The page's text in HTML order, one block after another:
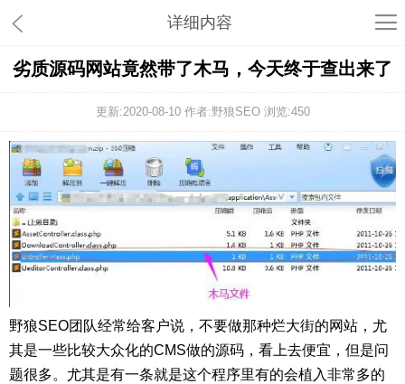
详细内容
劣质源码网站竟然带了木马，今天终于查出来了
更新:2020-08-10 作者:野狼SEO 浏览:450
野狼SEO团队经常给客户说，不要做那种烂大街的网站，尤
其是一些比较大众化的CMS做的源码，看上去便宜，但是问
题很多。尤其是有一条就是这个程序里有的会植入非常多的